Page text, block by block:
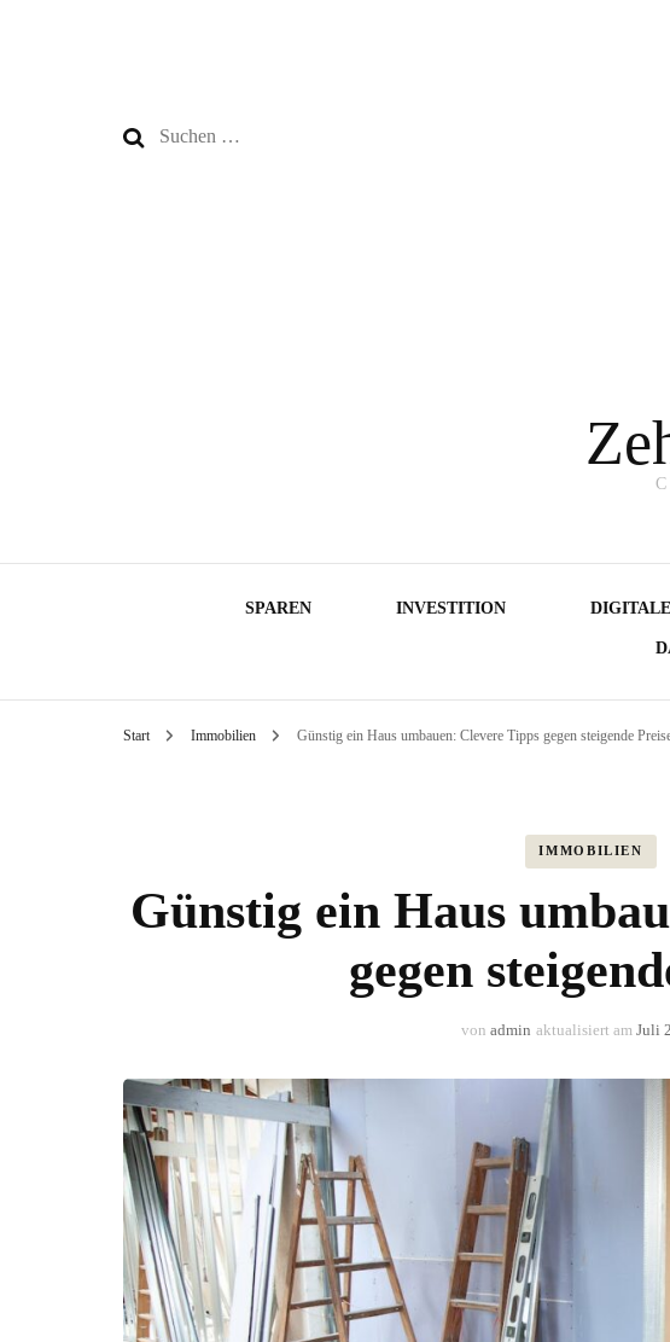
Suchen
SPAREN INVESTITION
Start Immobilien Günstig ein Haus umbauen: Clevere Tipps gegen steigende
IMMOBILIEN
Günstig ein Haus
gegen
von admin aktualisiert am Juli